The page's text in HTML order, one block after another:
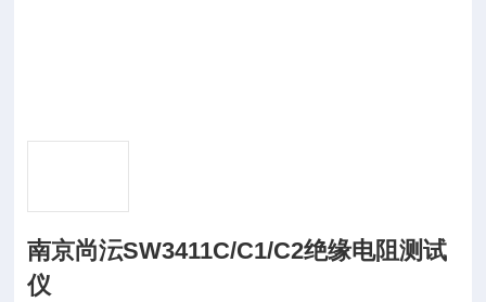
南京尚沄SW3411C/C1/C2绝缘电阻测试
仪